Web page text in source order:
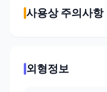
사용상 주의사항
외형정보